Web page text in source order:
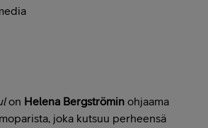
on Helena Bergströmin ohjaama
joka kutsuu perheensä